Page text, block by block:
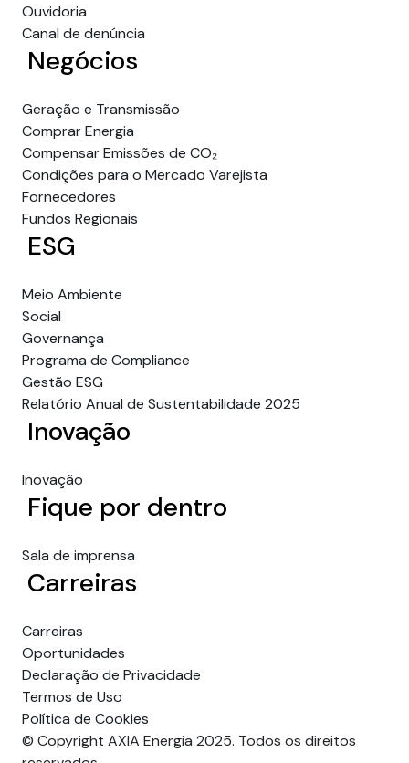
Ouvidoria
Canal de denúncia
Negócios
Geração e Transmissão
Comprar Energia
Compensar Emissões de CO₂
Condições para o Mercado Varejista
Fornecedores
Fundos Regionais
ESG
Meio Ambiente
Social
Governança
Programa de Compliance
Gestão ESG
Relatório Anual de Sustentabilidade 2025
Inovação
Inovação
Fique por dentro
Sala de imprensa
Carreiras
Carreiras
Oportunidades
Declaração de Privacidade
Termos de Uso
Política de Cookies
© Copyright AXIA Energia 2025. Todos os direitos